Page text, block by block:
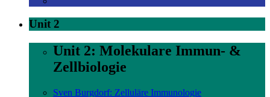
Unit 2
Unit 2: Molekulare Immun- &
Zellbiologie
Sven Burgdorf: Zelluläre Immunologie